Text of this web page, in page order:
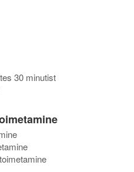
30 minutist